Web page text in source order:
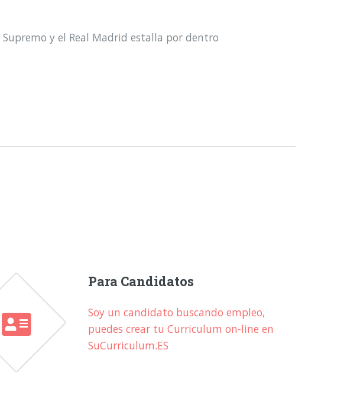
y el Real Madrid estalla por dentro
Para Candidatos
Soy un candidato buscando empleo,
puedes crear tu Curriculum on-line en
SuCurriculum.ES